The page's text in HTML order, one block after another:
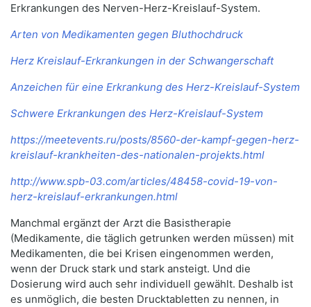
Erkrankungen des Nerven-Herz-Kreislauf-System.
Arten von Medikamenten gegen Bluthochdruck
Herz Kreislauf-Erkrankungen in der Schwangerschaft
Anzeichen für eine Erkrankung des Herz-Kreislauf-System
Schwere Erkrankungen des Herz-Kreislauf-System
https://meetevents.ru/posts/8560-der-kampf-gegen-herz-
kreislauf-krankheiten-des-nationalen-projekts.html
http://www.spb-03.com/articles/48458-covid-19-von-
herz-kreislauf-erkrankungen.html
Manchmal ergänzt der Arzt die Basistherapie
(Medikamente, die täglich getrunken werden müssen) mit
Medikamenten, die bei Krisen eingenommen werden,
wenn der Druck stark und stark ansteigt. Und die
Dosierung wird auch sehr individuell gewählt. Deshalb ist
es unmöglich, die besten Drucktabletten zu nennen, in